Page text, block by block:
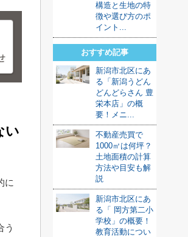
い
に
う
構造と生地の特
徴や選び方のポ
イント...
おすすめ記事
新潟市北区にあ
る「新潟うどん
どんどらさん 豊
栄本店」の概
要！メニ...
不動産売買で
1000㎡は何坪？
土地面積の計算
方法や目安も解
説
新潟市北区にあ
る「 岡方第二小
学校」の概要！
教育活動につい